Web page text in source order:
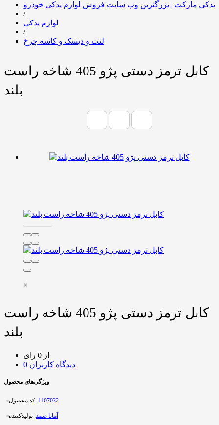
یدکی مارکت | بزرگترین وب سایت فروش لوازم یدکی خودرو
/
لوازم یدکی
/
لنت و دیسک و کاسه چرخ
کابل ترمز دستی پژو 405 شاخه راست
بلند
×
کابل ترمز دستی پژو 405 شاخه راست
بلند
از 0 رای
0 دیدگاه کاربران
ویژگی‌های محصول
کد محصول :1107032
تولیدکننده :آماتا صمد